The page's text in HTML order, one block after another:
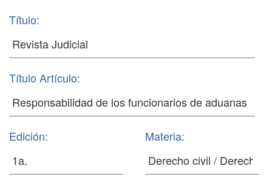
Título:
Título Artículo:
Edición: Materia: